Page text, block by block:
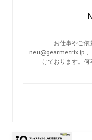
お仕事やご依
neu@gearmetrix.jp 、
けております。何